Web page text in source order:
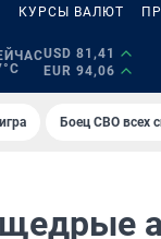
КУРСЫ ВАЛЮТ
USD 81,41
EUR 94,06
Боец СВО всех